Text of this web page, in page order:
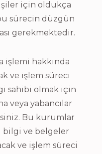
için oldukça
sürecin düzgün
gerekmektedir.
işlemi hakkında
ve işlem süreci
sahibi olmak için
veya yabancılar
Bu kurumlar
bilgi ve belgeler
ve işlem süreci